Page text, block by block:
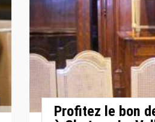
Profitez le bon